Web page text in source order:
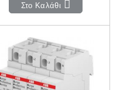
Στο Καλάθι